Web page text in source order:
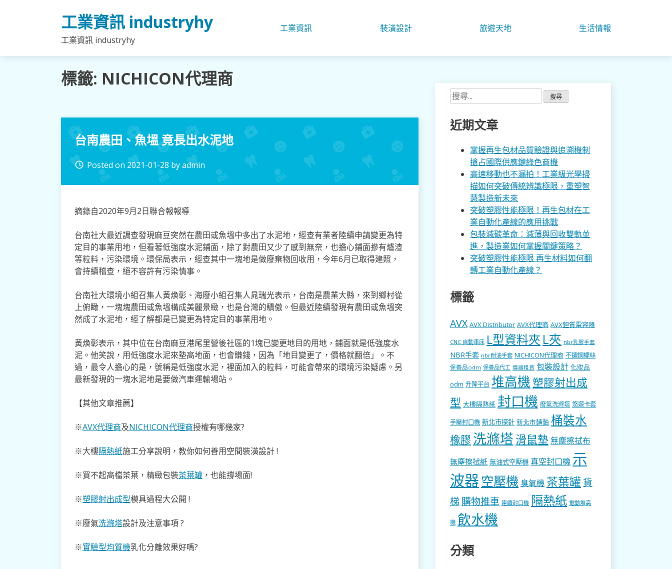
工業資訊 industryhy
工業資訊 industryhy
工業資訊 裝潢設計 旅遊天地 生活情報
標籤: NICHICON代理商
台南農田、魚塭 竟長出水泥地
access_time Posted on 2021-01-28 byadmin
摘錄自2020年9月2日聯合報報導
台南社大最近調查發現麻豆突然在農田或魚塭中多出了水泥地，經查有業者陸續申請變更為特
定目的事業用地，但看著低強度水泥鋪面，除了對農田又少了感到無奈，也擔心鋪面摻有爐渣
等粒料，污染環境。環保局表示，經查其中一塊地是做廢棄物回收用，今年6月已取得建照，
會持續稽查，絕不容許有污染情事。
台南社大環境小組召集人黃煥彰、海廢小組召集人晁瑞光表示，台南是農業大縣，來到鄉村從
上俯瞰，一塊塊農田或魚塭構成美麗景緻，也是台灣的驕傲。但最近陸續發現有農田或魚塭突
然成了水泥地，經了解都是已變更為特定目的事業用地。
黃煥彰表示，其中位在台南麻豆港尾里營後社區的1塊已變更地目的用地，鋪面就是低強度水
泥。他笑說，用低強度水泥來墊高地面，也會賺錢，因為「地目變更了，價格就翻倍」。不
過，最令人擔心的是，號稱是低強度水泥，裡面加入的粒料，可能會帶來的環境污染疑慮。另
最新發現的一塊水泥地是要做汽車運輸場站。
【其他文章推薦】
※AVX代理商及NICHICON代理商授權有哪幾家?
※大樓隔熱紙施工分享說明，教你如何善用空間裝潢設計 !
※買不起高檔茶葉，精緻包裝茶葉罐，也能撐場面!
※塑膠射出成型模具過程大公開 !
※廢氣洗滌塔設計及注意事項 ?
※實驗型均質機乳化分離效果好嗎?
搜
尋
關
鍵
近期文章
掌握再生包材品質驗證與追溯機制
搶占國際供應鏈綠色商機
高速移動也不漏拍！工業級光學掃
描如何突破傳統辨識極限，重塑智
慧製造新未來
突破塑膠性能極限！再生包材在工
業自動化產線的應用挑戰
包裝減碳革命：減薄與回收雙軌並
進，製造業如何掌握關鍵策略？
突破塑膠性能極限 再生材料如何翻
轉工業自動化產線？
標籤
AVX AVX Distributor AVX代理商 AVX鉭質電容器
CNC 自動車床 L型資料夾 L夾 nbr乳膠手套
NBR手套 nbr耐油手套 NICHICON代理商 不鏽鋼螺絲
保養品odm 保養品代工 儀器租賃 包裝設計 化妝品
odm 升降平台 堆高機 塑膠射出成
型 大樓隔熱紙 封口機 廢氣洗滌塔 悠遊卡套
手壓封口機 新北市探針 新北市轉軸 桶裝水
橡膠 洗滌塔 滑鼠墊無塵擦拭布
無塵擦拭紙 無油式空壓機 真空封口機 示
波器 空壓機 臭氧機 茶葉罐 貨
梯 購物推車 連續封口機 隔熱紙 電動堆高
機 飲水機
分類